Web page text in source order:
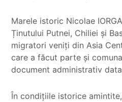
Marele istoric Nicolae
Ținutului Putnei, Chiliei și
migratori veniți din Asia
care a făcut parte și
document administrativ
În condițiile istorice